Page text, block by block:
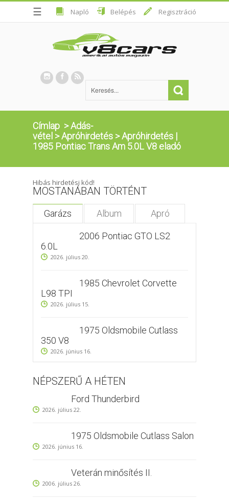
☰ Napló Belépés Regisztráció
Címlap >Adás-
vétel >Apróhirdetés >Apróhirdetés |
1985 Pontiac Trans Am 5.0L V8 eladó
Hibás hirdetési kód!
MOSTANÁBAN TÖRTÉNT
Garázs Album Apró
2006 Pontiac GTO LS2
6.0L
2026. július 20.
1985 Chevrolet Corvette
L98 TPI
2026. július 15.
1975 Oldsmobile Cutlass
350 V8
2026. június 16.
NÉPSZERŰ A HÉTEN
Ford Thunderbird
2026. július 22.
1975 Oldsmobile Cutlass Salon
2026. június 16.
Veterán minősítés II.
2006. július 26.